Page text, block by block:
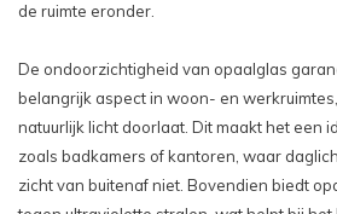
de ruimte eronder.
De ondoorzichtigheid van opaalglas
belangrijk aspect in woon- en
natuurlijk licht doorlaat. Dit maakt het een
zoals badkamers of kantoren, waar
zicht van buitenaf niet. Bovendien biedt